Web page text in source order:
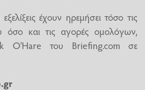
έχουν ηρεμήσει τόσο τις
όσο και τις αγορές ομολόγων,
O'Hare του Briefing.com σε